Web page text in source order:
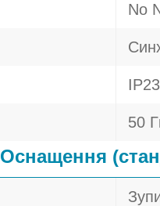
No
IP23
50
Оснащення